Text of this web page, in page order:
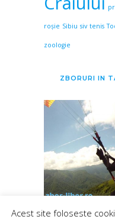
roșie Sibiu siv tenis
zoologie
ZBORURI IN
Acest site foloseste